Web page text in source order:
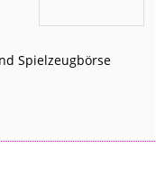
Spielzeugbörse